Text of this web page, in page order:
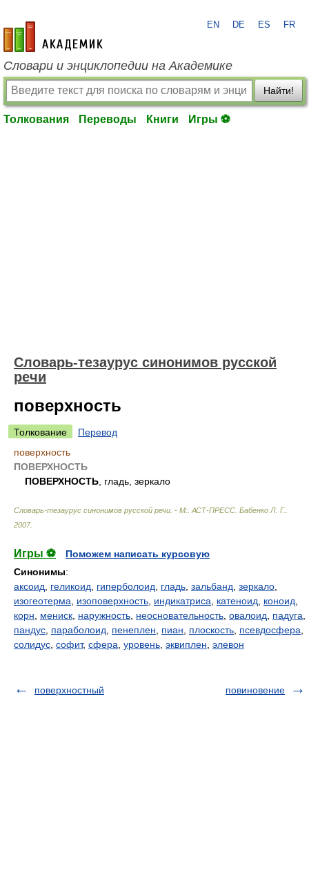
academic.ru
EN DE ES FR
Словари и энциклопедии на Академике
Найти!
Толкования Переводы Книги Игры ⚽
Словарь-тезаурус синонимов русской
речи
поверхность
Толкование
Перевод
поверхность
ПОВЕРХНОСТЬ
ПОВЕРХНОСТЬ , гладь, зеркало
Словарь-тезаурус синонимов русской речи. - М:. АСТ-ПРЕСС Бабенко Л. Г.
2007.
Игры ⚽
Поможем написать курсовую
Синонимы:
аксоид
геликоид гиперболоид гладь зальбанд зеркало
изогеотерма
изоповерхность индикатриса катеноид коноид
корн
мениск наружность неосновательность овалоид падуга
пандус параболоид пенеплен пиан плоскость псевдосфера
солидус софит, сфера уровень эквиплен элевон
поверхностный повиновение